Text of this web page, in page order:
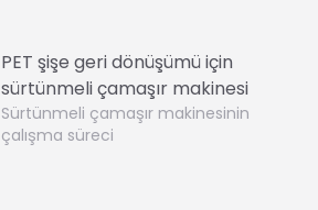
PET şişe geri dönüşümü için
sürtünmeli çamaşır makinesi
Sürtünmeli çamaşır makinesinin
çalışma süreci